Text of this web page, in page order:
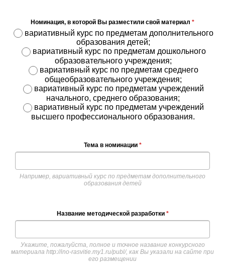
Номинация, в которой Вы разместили свой материал *
вариативный курс по предметам дополнительного
образования детей;
вариативный курс по предметам дошкольного
образовательного учреждения;
вариативный курс по предметам среднего
общеобразовательного учреждения;
вариативный курс по предметам учреждений
начального, среднего образования;
вариативный курс по предметам учреждений
высшего профессионального образования.
Тема в номинации *
Например, вариативный курс по предметам дополнительного
образования детей
Название методической разработки *
Укажите, пожалуйста, полное и точное название конкурсного
материала http://ino-rasvitie.my1.ru/publ/, как Вы указали на сайте при
его размещении